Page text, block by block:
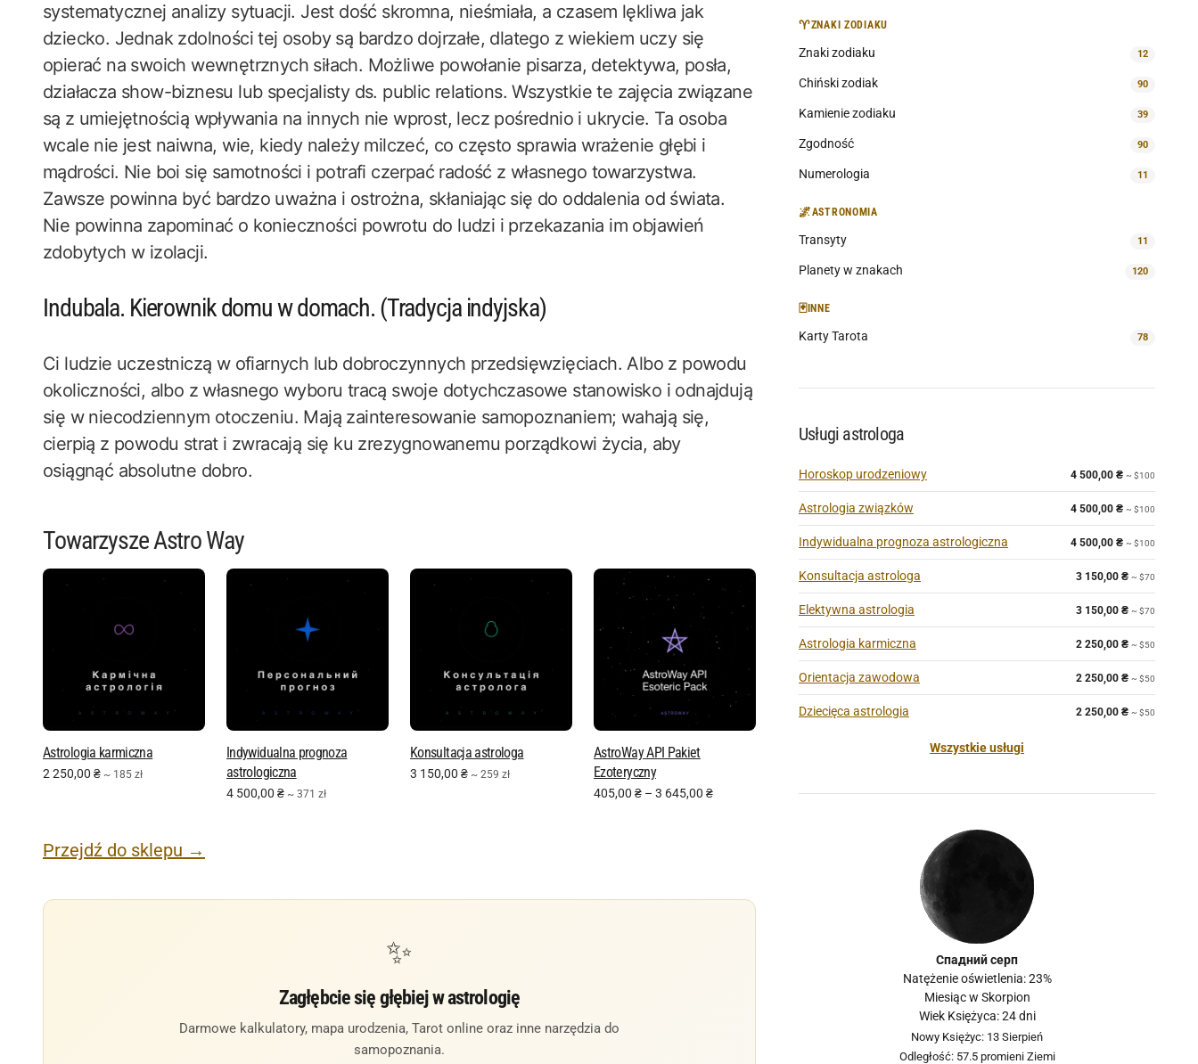
systematycznej analizy sytuacji. Jest dość skromna, nieśmiała, a czasem lękliwa jak
dziecko. Jednak zdolności tej osoby są bardzo dojrzałe, dlatego z wiekiem uczy się
opierać na swoich wewnętrznych siłach. Możliwe powołanie pisarza, detektywa, posła,
działacza show-biznesu lub specjalisty ds. public relations. Wszystkie te zajęcia związane
są z umiejętnością wpływania na innych nie wprost, lecz pośrednio i ukrycie. Ta osoba
wcale nie jest naiwna, wie, kiedy należy milczeć, co często sprawia wrażenie głębi i
mądrości. Nie boi się samotności i potrafi czerpać radość z własnego towarzystwa.
Zawsze powinna być bardzo uważna i ostrożna, skłaniając się do oddalenia od świata.
Nie powinna zapominać o konieczności powrotu do ludzi i przekazania im objawień
zdobytych w izolacji.
Indubala. Kierownik domu w domach. (Tradycja indyjska)
Ci ludzie uczestniczą w ofiarnych lub dobroczynnych przedsięwzięciach. Albo z powodu
okoliczności, albo z własnego wyboru tracą swoje dotychczasowe stanowisko i odnajdują
się w niecodziennym otoczeniu. Mają zainteresowanie samopoznaniem; wahają się,
cierpią z powodu strat i zwracają się ku zrezygnowanemu porządkowi życia, aby
osiągnąć absolutne dobro.
Towarzysze Astro Way
Astrologia karmiczna
2 250,00 ₴ ~ 185 zł
Indywidualna prognoza
astrologiczna
4 500,00 ₴ ~ 371 zł
Konsultacja astrologa
3 150,00 ₴ ~ 259 zł
AstroWay API Pakiet
Ezoteryczny
405,00 ₴ – 3 645,00 ₴
Przejdź do sklepu →
✨
Zagłębcie się głębiej w astrologię
Darmowe kalkulatory, mapa urodzenia, Tarot online oraz inne narzędzia do
samopoznania.
♈ZNAKI ZODIAKU
Znaki zodiaku 12
Chiński zodiak 90
Kamienie zodiaku 39
Zgodność 90
Numerologia 11
🌌ASTRONOMIA
Transyty 11
Planety w znakach 120
🃏INNE
Karty Tarota 78
Usługi astrologa
Horoskop urodzeniowy 4 500,00 ₴ ~ $100
Astrologia związków 4 500,00 ₴ ~ $100
Indywidualna prognoza astrologiczna 4 500,00 ₴ ~ $100
Konsultacja astrologa 3 150,00 ₴ ~ $70
Elektywna astrologia 3 150,00 ₴ ~ $70
Astrologia karmiczna 2 250,00 ₴ ~ $50
Orientacja zawodowa 2 250,00 ₴ ~ $50
Dziecięca astrologia 2 250,00 ₴ ~ $50
Wszystkie usługi
Спадний серп
Natężenie oświetlenia: 23%
Miesiąc w Skorpion
Wiek Księżyca: 24 dni
Nowy Księżyc: 13 Sierpień
Odległość: 57.5 promieni Ziemi